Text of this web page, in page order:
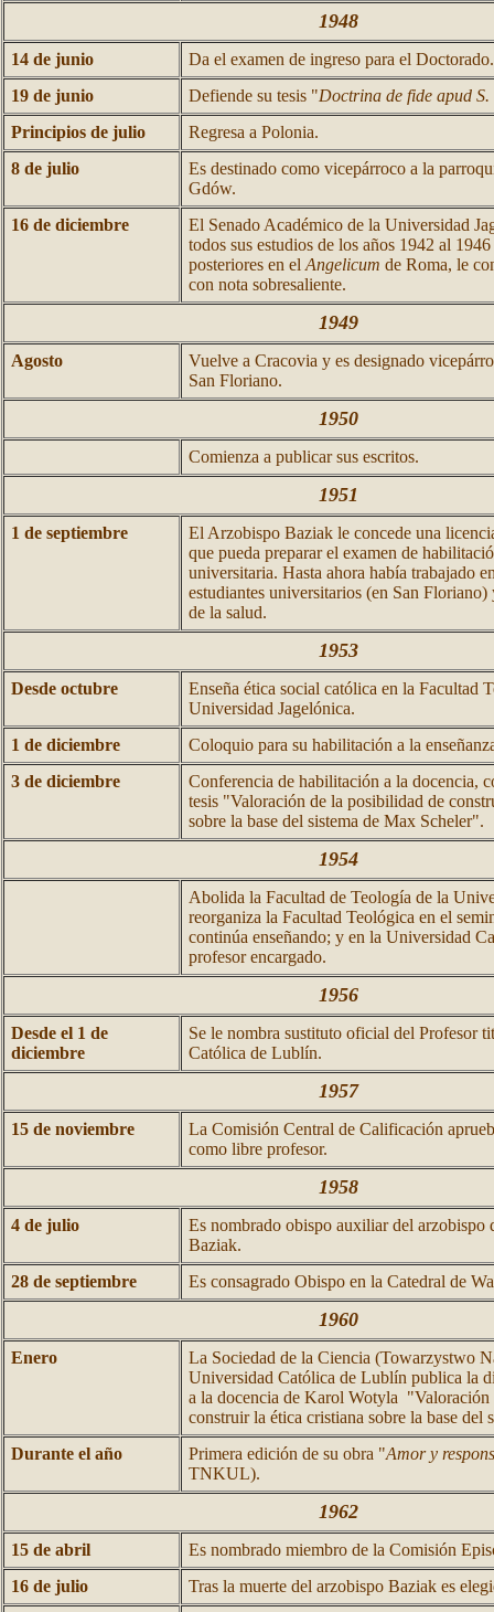
1948
14 de junio
Da el examen de ingreso para el Doctorado.
19 de junio
Defiende su tesis "Doctrina de fide apud
Principios de julio
Regresa a Polonia.
8 de julio
Es destinado como vicepárroco a la
Gdów.
16 de diciembre
El Senado Académico de la Universidad
todos sus estudios de los años 1942 al
posteriores en el Angelicum de Roma, le
con nota sobresaliente.
1949
Agosto
Vuelve a Cracovia y es designado
San Floriano.
1950
Comienza a publicar sus escritos.
1951
1 de septiembre
El Arzobispo Baziak le concede una
que pueda preparar el examen de
universitaria. Hasta ahora había trabajado
estudiantes universitarios (en San Floriano)
de la salud.
1953
Desde octubre
Enseña ética social católica en la Facultad
Universidad Jagelónica.
1 de diciembre
Coloquio para su habilitación a la
3 de diciembre
Conferencia de habilitación a la docencia,
tesis "Valoración de la posibilidad de
sobre la base del sistema de Max Scheler".
1954
Abolida la Facultad de Teología de la
reorganiza la Facultad Teológica en el
continúa enseñando; y en la Universidad
profesor encargado.
1956
Desde el 1 de
diciembre
Se le nombra sustituto oficial del Profesor
Católica de Lublín.
1957
15 de noviembre
La Comisión Central de Calificación
como libre profesor.
1958
4 de julio
Es nombrado obispo auxiliar del arzobispo
Baziak.
28 de septiembre
Es consagrado Obispo en la Catedral de
1960
Enero
La Sociedad de la Ciencia (Towarzystwo
Universidad Católica de Lublín publica la
a la docencia de Karol Wotyla "Valoración
construir la ética cristiana sobre la base del
Durante el año
Primera edición de su obra "Amor y
TNKUL).
1962
15 de abril
Es nombrado miembro de la Comisión
16 de julio
Tras la muerte del arzobispo Baziak es